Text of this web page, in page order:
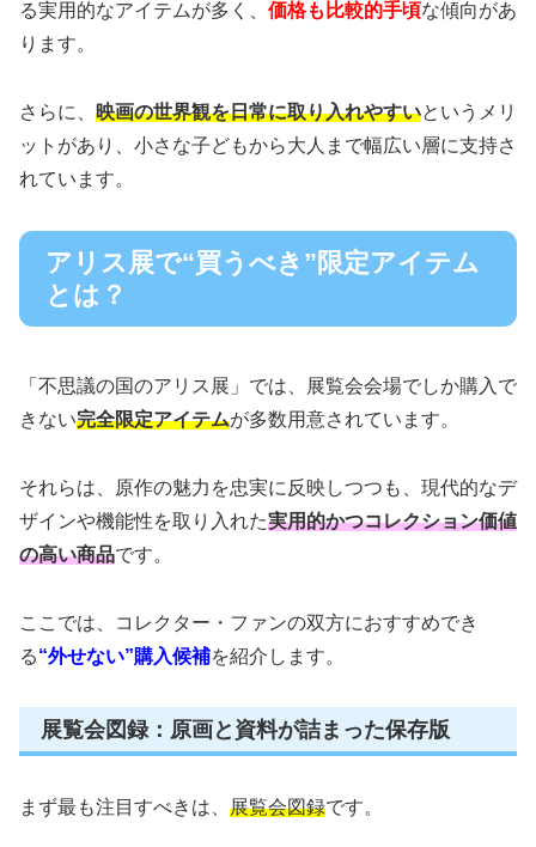
る実用的なアイテムが多く、 価格も比較的手頃な傾向があ
ります。
さらに、 映画の世界観を日常に取り入れやすいというメリ
ットがあり、小さな子どもから大人まで幅広い層に支持さ
れています。
アリス展で“買うべき”限定アイテム
とは？
「不思議の国のアリス展」では、展覧会会場でしか購入で
きない完全限定アイテムが多数用意されています。
それらは、原作の魅力を忠実に反映しつつも、現代的なデ
ザインや機能性を取り入れた実用的かつコレクション価値
の高い商品です。
ここでは、コレクター・ファンの双方におすすめでき
る“外せない”購入候補を紹介します。
展覧会図録：原画と資料が詰まった保存版
まず最も注目すべきは、 展覧会図録です。